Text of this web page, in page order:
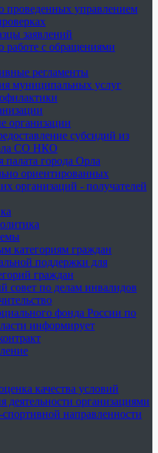
проведенных управлением
заявлений
с обращениями
регламенты
муниципальных услуг
организации
субсидий из
СО НКО
палата города Орла
ориентированных
организаций - получателей
категориям граждан
поддержки для
граждан
совет по делам инвалидов
фонда России по
информирует
качества условий
деятельности организациями
спортивной направленности